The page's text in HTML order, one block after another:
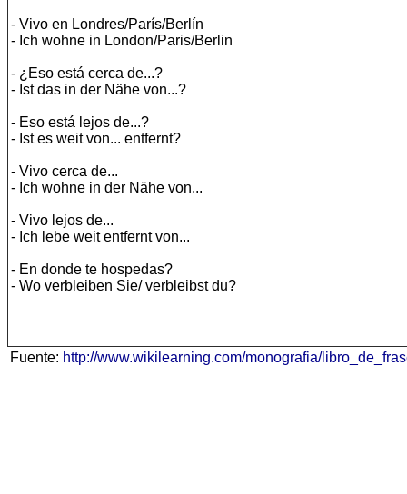
- Vivo en Londres/París/Berlín
- Ich wohne in London/Paris/Berlin
- ¿Eso está cerca de...?
- Ist das in der Nähe von...?
- Eso está lejos de...?
- Ist es weit von... entfernt?
- Vivo cerca de...
- Ich wohne in der Nähe von...
- Vivo lejos de...
- Ich lebe weit entfernt von...
- En donde te hospedas?
- Wo verbleiben Sie/ verbleibst du?
Fuente: http://www.wikilearning.com/monografia/